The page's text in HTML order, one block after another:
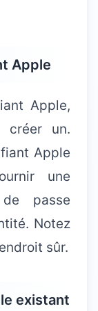
Apple
Apple,
créer un.
Apple
une
passe
Notez
sûr.
existant